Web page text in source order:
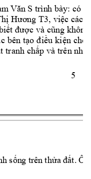
5
Văn S trình bày: có
Hương T3, việc các
iết được và cũng
bên tạo điều kiện cho
tranh chấp và trên nhà
sống trên thửa đất.